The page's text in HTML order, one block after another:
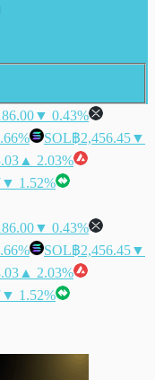
▼ 0.43%
SOL฿2,456.45▼
▲ 2.03%
▼ 1.52%
▼ 0.43%
SOL฿2,456.45▼
▲ 2.03%
▼ 1.52%